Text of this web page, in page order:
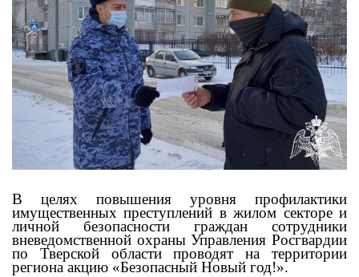
В целях повышения уровня профилактики
имущественных преступлений в жилом секторе и
личной безопасности граждан сотрудники
вневедомственной охраныУправления Росгвардии
по Тверской областипроводят на территории
регионаакцию «Безопасный Новый год!».